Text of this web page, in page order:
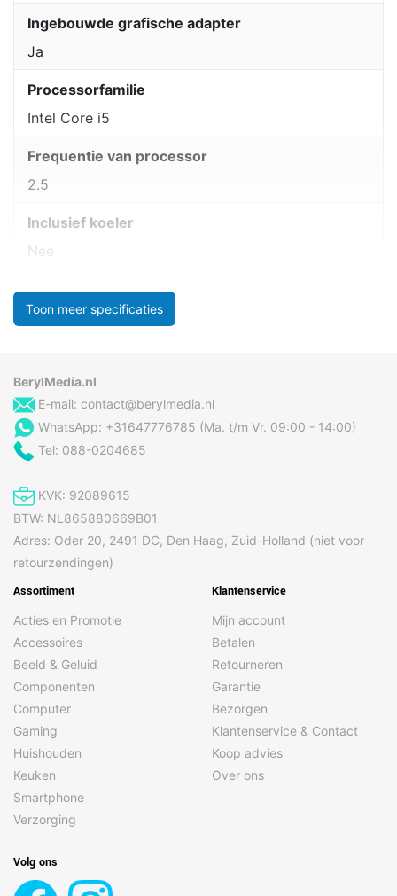
Ingebouwde grafische adapter
Ja
Processorfamilie
Intel Core i5
Frequentie van processor
2.5
Inclusief koeler
Nee
Toon meer specificaties
BerylMedia.nl
E-mail: contact@berylmedia.nl
WhatsApp: +31647776785 (Ma. t/m Vr. 09:00 - 14:00)
Tel: 088-0204685
KVK: 92089615
BTW: NL865880669B01
Adres: Oder 20, 2491 DC, Den Haag, Zuid-Holland (niet voor
retourzendingen)
Assortiment
Acties en Promotie
Accessoires
Beeld & Geluid
Componenten
Computer
Gaming
Huishouden
Keuken
Smartphone
Verzorging
Klantenservice
Mijn account
Betalen
Retourneren
Garantie
Bezorgen
Klantenservice & Contact
Koop advies
Over ons
Volg ons